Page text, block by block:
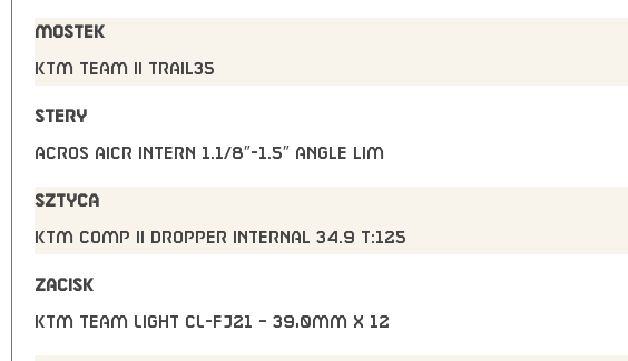
MOSTEK
KTM TEAM II Trail35
STERY
Acros AICR intern 1.1/8″-1.5″ angle lim
SZTYCA
KTM COMP II dropper internal 34.9 T:125
ZACISK
KTM TEAM Light CL-FJ21 – 39,0mm x 12